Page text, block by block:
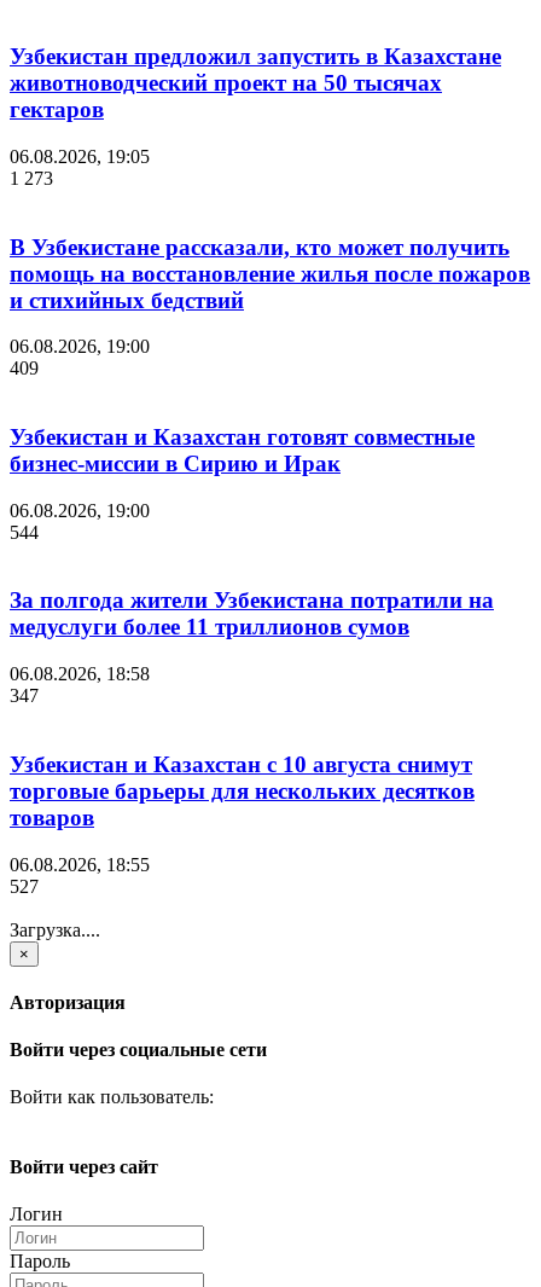
Узбекистан предложил запустить в Казахстане
животноводческий проект на 50 тысячах
гектаров
06.08.2026, 19:05
1 273
В Узбекистане рассказали, кто может получить
помощь на восстановление жилья после пожаров
и стихийных бедствий
06.08.2026, 19:00
409
Узбекистан и Казахстан готовят совместные
бизнес-миссии в Сирию и Ирак
06.08.2026, 19:00
544
За полгода жители Узбекистана потратили на
медуслуги более 11 триллионов сумов
06.08.2026, 18:58
347
Узбекистан и Казахстан с 10 августа снимут
торговые барьеры для нескольких десятков
товаров
06.08.2026, 18:55
527
Загрузка....
×
Авторизация
Войти через социальные сети
Войти как пользователь:
Войти через сайт
Логин
Пароль